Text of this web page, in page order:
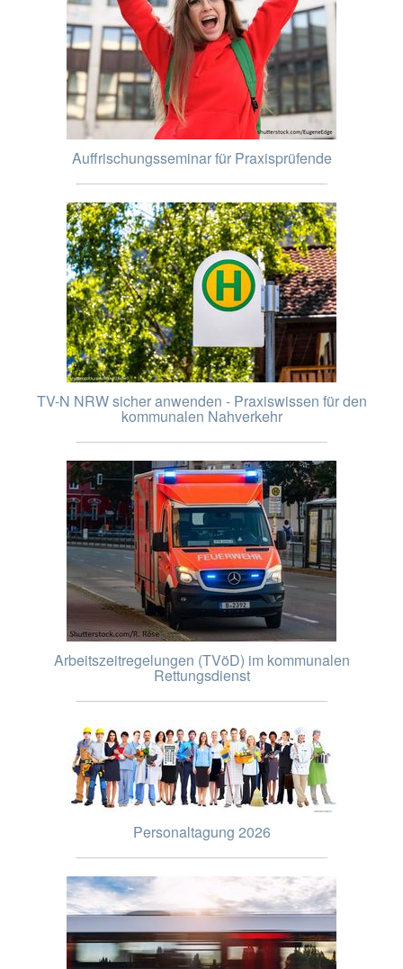
Auffrischungsseminar für Praxisprüfende
TV-N NRW sicher anwenden - Praxiswissen für den
kommunalen Nahverkehr
Arbeitszeitregelungen (TVöD) im kommunalen
Rettungsdienst
Personaltagung 2026